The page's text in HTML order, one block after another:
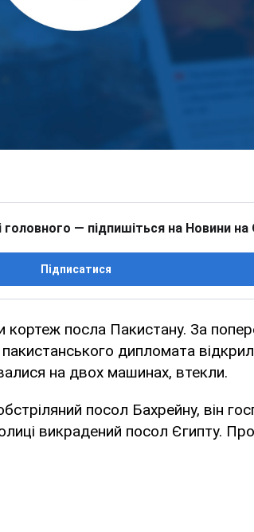
— підпишіться на Новини на
Підписатися
кортеж посла Пакистану. За
дипломата
на двох машинах, втекли.
посол Бахрейну, він
викрадений посол Єгипту.